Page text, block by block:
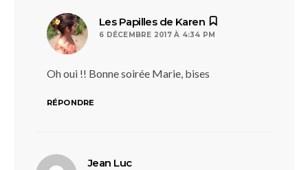
Les Papilles de Karen
6 DÉCEMBRE 2017 À 4:34 PM
Oh oui !! Bonne soirée Marie, bises
RÉPONDRE
Jean Lucdit :